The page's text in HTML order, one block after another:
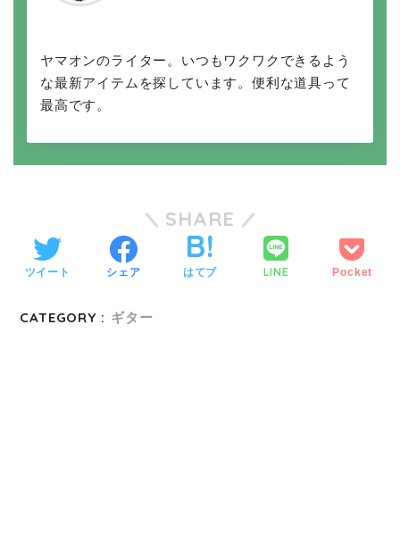
ヤマオンのライター。いつもワクワクできるよう
な最新アイテムを探しています。便利な道具って
最高です。
SHARE
ツイート シェア はてブ LINE Pocket
CATEGORY : ギター